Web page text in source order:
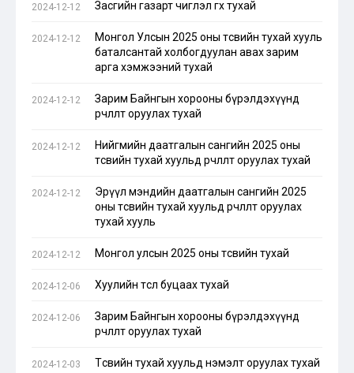
2024-12-12 Засгийн газарт чиглэл өгөх тухай
2024-12-12
Монгол Улсын 2025 оны төсвийн тухай хууль
баталсантай холбогдуулан авах зарим
арга хэмжээний тухай
2024-12-12
Зарим Байнгын хорооны бүрэлдэхүүнд
өөрчлөлт оруулах тухай
2024-12-12
Нийгмийн даатгалын сангийн 2025 оны
төсвийн тухай хуульд өөрчлөлт оруулах тухай
2024-12-12
Эрүүл мэндийн даатгалын сангийн 2025
оны төсвийн тухай хуульд өөрчлөлт оруулах
тухай хууль
2024-12-12 Монгол улсын 2025 оны төсвийн тухай
2024-12-06 Хуулийн төсөл буцаах тухай
2024-12-06
Зарим Байнгын хорооны бүрэлдэхүүнд
өөрчлөлт оруулах тухай
2024-12-03 Төсвийн тухай хуульд нэмэлт оруулах тухай